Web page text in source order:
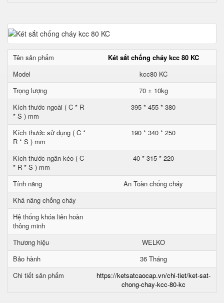
Tên sản phẩm
Két sắt chống cháy kcc 80 KC
Model
kcc80 KC
Trọng lượng
70 ± 10kg
Kích thước ngoài ( C * R
* S ) mm
395 * 455 * 380
Kích thước sử dụng ( C *
R * S ) mm
190 * 340 * 250
Kích thước ngăn kéo ( C
* R * S ) mm
40 * 315 * 220
Tính năng
An Toàn chống cháy
Khả năng chống cháy
Hệ thống khóa liên hoàn
thông minh
Thương hiệu
WELKO
Bảo hành
36 Tháng
Chi tiết sản phẩm
https://ketsatcaocap.vn/chi-tiet/ket-sat-
chong-chay-kcc-80-kc